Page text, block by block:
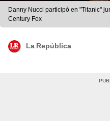
Danny Nucci participó en "Titanic"
Century Fox
La República